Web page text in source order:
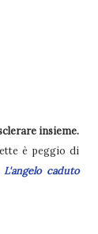
insieme.
è peggio di
L'angelo caduto